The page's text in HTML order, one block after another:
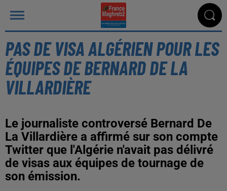
PAS DE VISA ALGÉRIEN POUR LES
ÉQUIPES DE BERNARD DE LA
VILLARDIÈRE
Le journaliste controversé Bernard De
La Villardière a affirmé sur son compte
Twitter que l'Algérie n'avait pas délivré
de visas aux équipes de tournage de
son émission.